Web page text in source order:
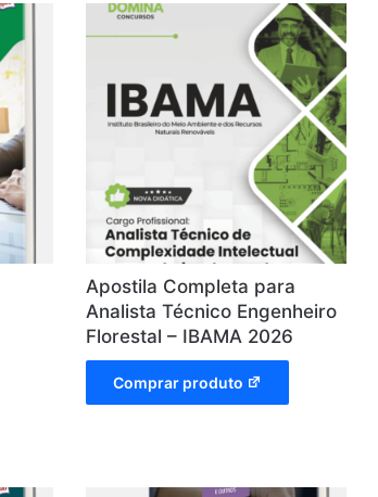
Apostila Completa para
Analista Técnico Engenheiro
Florestal – IBAMA 2026
Comprar produto